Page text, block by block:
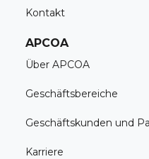
Kontakt
APCOA
Über APCOA
Geschäftsbereiche
Geschäftskunden und
Karriere